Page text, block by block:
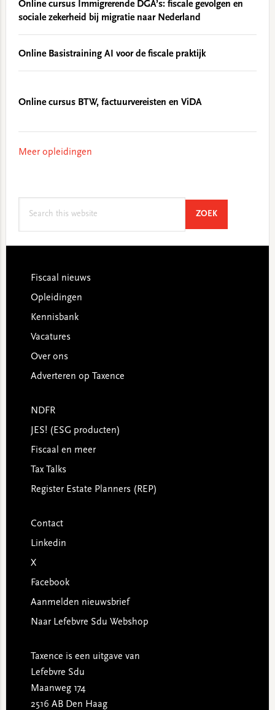
Online cursus Immigrerende DGA’s: fiscale gevolgen en
sociale zekerheid bij migratie naar Nederland
Online Basistraining AI voor de fiscale praktijk
Online cursus BTW, factuurvereisten en ViDA
Meer opleidingen
ZOEKSEARCH
Footer
Fiscaal nieuws
Opleidingen
Kennisbank
Vacatures
Over ons
Adverteren op Taxence
NDFR
JES! (ESG producten)
Fiscaal en meer
Tax Talks
Register Estate Planners (REP)
Contact
Linkedin
X
Facebook
Aanmelden nieuwsbrief
Naar Lefebvre Sdu Webshop
Taxence is een uitgave van
Lefebvre Sdu
Maanweg 174
2516 AB Den Haag